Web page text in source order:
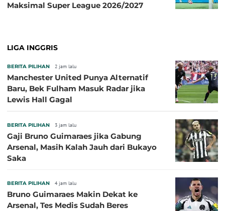
Maksimal Super League 2026/2027
LIGA INGGRIS
BERITA PILIHAN 2 jam lalu
Manchester United Punya Alternatif
Baru, Bek Fulham Masuk Radar jika
Lewis Hall Gagal
BERITA PILIHAN 3 jam lalu
Gaji Bruno Guimaraes jika Gabung
Arsenal, Masih Kalah Jauh dari Bukayo
Saka
BERITA PILIHAN 4 jam lalu
Bruno Guimaraes Makin Dekat ke
Arsenal, Tes Medis Sudah Beres